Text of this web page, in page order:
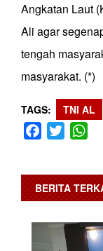
Angkatan Laut
Ali agar
tengah
masyarakat. (*)
TAGS TNI AL
Facebook
Twitter
BERITA